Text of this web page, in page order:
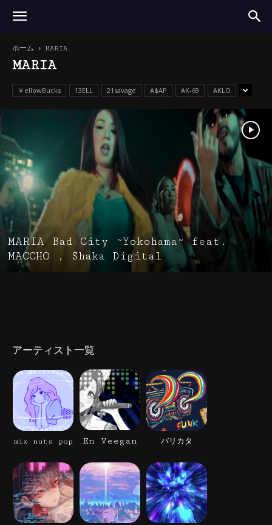
ホーム MARIA
MARIA
￥ellowBucks 13ELL 21savage A$AP AK-69 AKLO
MARIA Bad City ~Yokohama~ feat.
MACCHO , Shaka Digital
アーティスト一覧
mix nuts pop En Veegan バリカタ